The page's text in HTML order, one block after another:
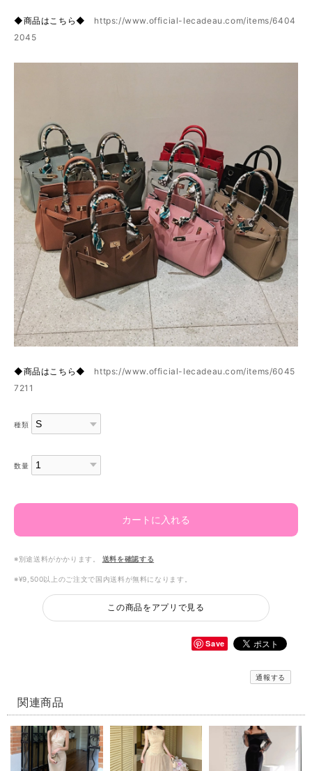
◆商品はこちら◆ https://www.official-lecadeau.com/items/6404
2045
◆商品はこちら◆ https://www.official-lecadeau.com/items/6045
7211
種類
数量
カートに入れる
※別途送料がかかります。 送料を確認する
※¥9,500以上のご注文で国内送料が無料になります。
この商品をアプリで見る
Save
通報する
関連商品